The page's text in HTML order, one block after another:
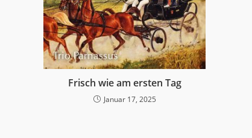
Frisch wie am ersten Tag
Januar 17, 2025